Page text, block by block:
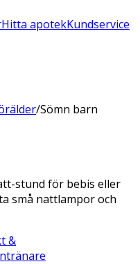
Hitta apotekKundservice
/Sömn barn
stund för bebis eller
små nattlampor och
&